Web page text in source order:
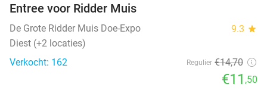
Entree voor Ridder Muis
De Grote Ridder Muis Doe-Expo 9.3 star
Diest (+2 locaties)
Verkocht: 162
Regulier €14,70
€11 ,50